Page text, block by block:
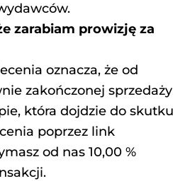
zarabiam prowizję za
oznacza, że od
zakończonej sprzedaży
która dojdzie do skutku
poprzez link
od nas 10,00 %